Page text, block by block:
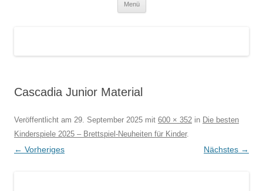
Menü
Cascadia Junior Material
Veröffentlicht am 29. September 2025 mit 600 × 352 in Die besten
Kinderspiele 2025 – Brettspiel-Neuheiten für Kinder.
← Vorheriges Nächstes →